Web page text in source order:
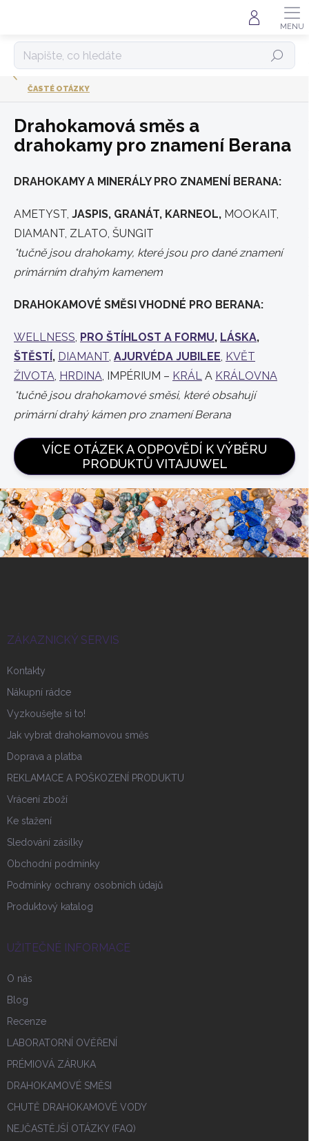
HLEDAT
ČASTÉ OTÁZKY
Drahokamová směs a
drahokamy pro znamení Berana
DRAHOKAMY A MINERÁLY PRO ZNAMENÍ BERANA:
AMETYST, JASPIS, GRANÁT, KARNEOL, MOOKAIT,
DIAMANT, ZLATO, ŠUNGIT
*tučně jsou drahokamy, které jsou pro dané znamení
primárním drahým kamenem
DRAHOKAMOVÉ SMĚSI VHODNÉ PRO BERANA:
WELLNESS, PRO ŠTÍHLOST A FORMU, LÁSKA,
ŠTĚSTÍ, DIAMANT, AJURVÉDA JUBILEE, KVĚT
ŽIVOTA, HRDINA, IMPÉRIUM – KRÁL A KRÁLOVNA
*tučně jsou drahokamové směsi, které obsahují
primární drahý kámen pro znamení Berana
VÍCE OTÁZEK A ODPOVĚDÍ K VÝBĚRU
PRODUKTŮ VITAJUWEL
ZÁKAZNICKÝ SERVIS
Kontakty
Nákupní rádce
Vyzkoušejte si to!
Jak vybrat drahokamovou směs
Doprava a platba
REKLAMACE A POŠKOZENÍ PRODUKTU
Vrácení zboží
Ke stažení
Sledování zásilky
Obchodní podmínky
Podmínky ochrany osobních údajů
Produktový katalog
UŽITEČNÉ INFORMACE
O nás
Blog
Recenze
LABORATORNÍ OVĚŘENÍ
PRÉMIOVÁ ZÁRUKA
DRAHOKAMOVÉ SMĚSI
CHUTĚ DRAHOKAMOVÉ VODY
NEJČASTĚJŠÍ OTÁZKY (FAQ)